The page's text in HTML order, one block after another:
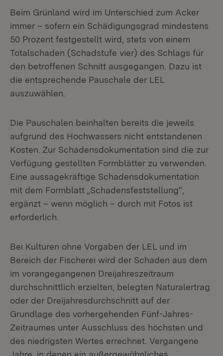
Beim Grünland wird im Unterschied zum Acker
immer – sofern ein Schädigungsgrad mindestens
50 Prozent festgestellt wird, stets von einem
Totalschaden (Schadstufe vier) des Schlags für
den betroffenen Schnitt ausgegangen. Dazu ist
die entsprechende Pauschale der LEL
auszuwählen.
Die Pauschalen beinhalten bereits die jeweils
aufgrund des Hochwassers nicht entstandenen
Kosten. Zur Schadensdokumentation sind die zur
Verfügung gestellten Formblätter zu verwenden.
Eine aussagekräftige Schadensdokumentation
mit dem Formblatt „Schadensfeststellung“,
ergänzt – wenn möglich – durch mit Fotos ist
erforderlich.
Bei Kulturen ohne Vorgaben der LEL und im
Bereich der Fischerei wird der Schaden aus dem
im vorangegangenen Dreijahreszeitraum
durchschnittlich erzielten, belegten Naturalertrag
oder der Dreijahresdurchschnitt auf der
Grundlage des vorhergehenden Fünf-Jahres-
Zeitraumes unter Ausschluss des höchsten und
des niedrigsten Wertes errechnet. Vergangene